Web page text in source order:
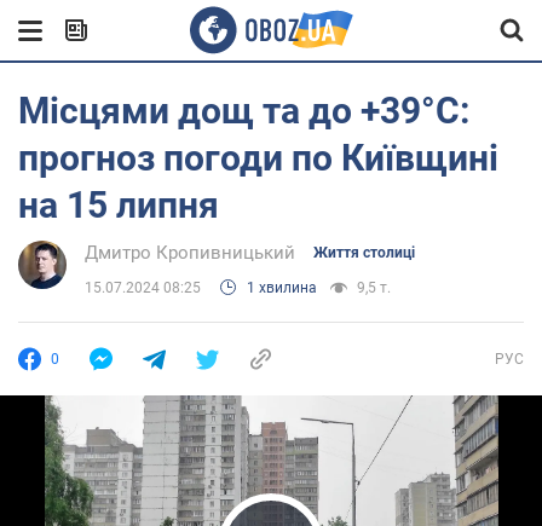
Місцями дощ та до +39°С:
прогноз погоди по Київщині
на 15 липня
Дмитро Кропивницький Життя столиці
15.07.2024 08:25 1 хвилина 9,5 т.
0 РУС